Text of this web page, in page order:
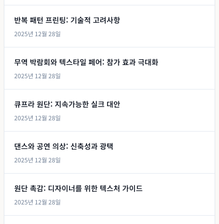
반복 패턴 프린팅: 기술적 고려사항
2025년 12월 28일
무역 박람회와 텍스타일 페어: 참가 효과 극대화
2025년 12월 28일
큐프라 원단: 지속가능한 실크 대안
2025년 12월 28일
댄스와 공연 의상: 신축성과 광택
2025년 12월 28일
원단 촉감: 디자이너를 위한 텍스처 가이드
2025년 12월 28일